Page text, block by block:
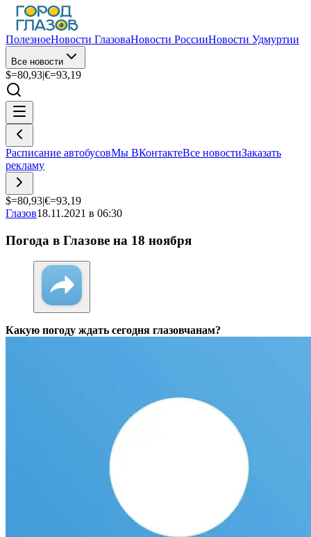
ПолезноеНовости ГлазоваНовости РоссииНовости Удмуртии
Все новости
$=80,93|€=93,19
Расписание автобусовМы ВКонтактеВсе новостиЗаказать
рекламу
$=80,93|€=93,19
Глазов18.11.2021 в 06:30
Погода в Глазове на 18 ноября
Какую погоду ждать сегодня глазовчанам?